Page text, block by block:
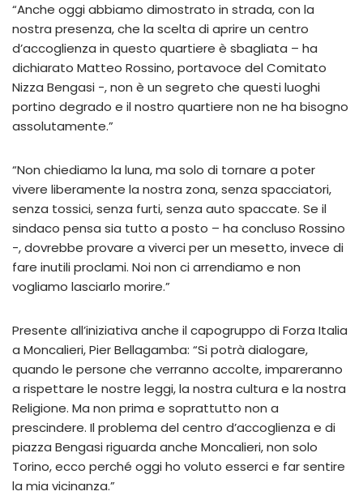
“Anche oggi abbiamo dimostrato in strada, con la
nostra presenza, che la scelta di aprire un centro
d’accoglienza in questo quartiere è sbagliata – ha
dichiarato Matteo Rossino, portavoce del Comitato
Nizza Bengasi -, non è un segreto che questi luoghi
portino degrado e il nostro quartiere non ne ha bisogno
assolutamente.”
“Non chiediamo la luna, ma solo di tornare a poter
vivere liberamente la nostra zona, senza spacciatori,
senza tossici, senza furti, senza auto spaccate. Se il
sindaco pensa sia tutto a posto – ha concluso Rossino
-, dovrebbe provare a viverci per un mesetto, invece di
fare inutili proclami. Noi non ci arrendiamo e non
vogliamo lasciarlo morire.”
Presente all’iniziativa anche il capogruppo di Forza Italia
a Moncalieri, Pier Bellagamba: “Si potrà dialogare,
quando le persone che verranno accolte, impareranno
a rispettare le nostre leggi, la nostra cultura e la nostra
Religione. Ma non prima e soprattutto non a
prescindere. Il problema del centro d’accoglienza e di
piazza Bengasi riguarda anche Moncalieri, non solo
Torino, ecco perché oggi ho voluto esserci e far sentire
la mia vicinanza.”